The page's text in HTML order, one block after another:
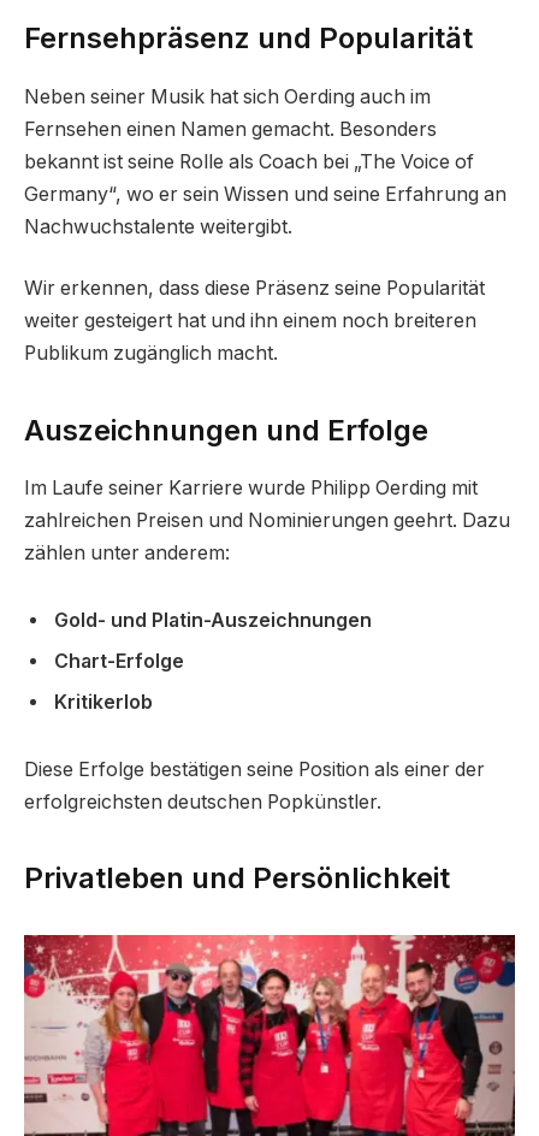
Fernsehpräsenz und Popularität
Neben seiner Musik hat sich Oerding auch im
Fernsehen einen Namen gemacht. Besonders
bekannt ist seine Rolle als Coach bei „The Voice of
Germany“, wo er sein Wissen und seine Erfahrung an
Nachwuchstalente weitergibt.
Wir erkennen, dass diese Präsenz seine Popularität
weiter gesteigert hat und ihn einem noch breiteren
Publikum zugänglich macht.
Auszeichnungen und Erfolge
Im Laufe seiner Karriere wurde Philipp Oerding mit
zahlreichen Preisen und Nominierungen geehrt. Dazu
zählen unter anderem:
Gold- und Platin-Auszeichnungen
Chart-Erfolge
Kritikerlob
Diese Erfolge bestätigen seine Position als einer der
erfolgreichsten deutschen Popkünstler.
Privatleben und Persönlichkeit